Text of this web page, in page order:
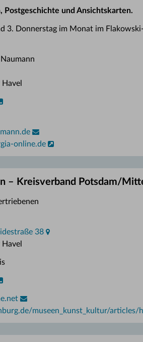
Postgeschichte und Ansichtskarten.
3. Donnerstag im Monat im
online.de
– Kreisverband Potsdam/
38
museen_kunst_kultur/